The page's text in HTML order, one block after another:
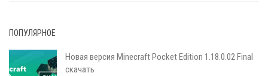
ПОПУЛЯРНОЕ
Новая версия Minecraft Pocket Edition 1.18.0.02 Final
скачать